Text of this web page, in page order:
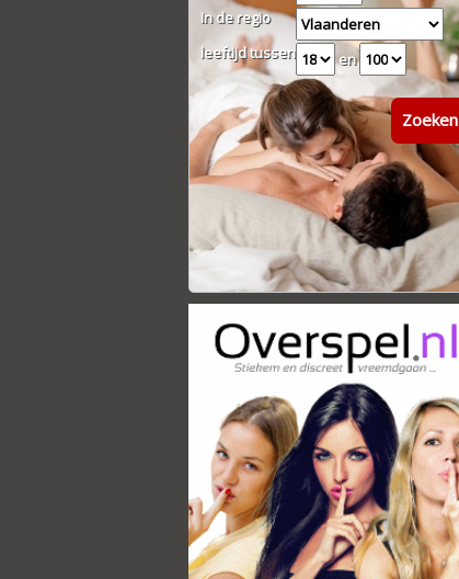
In de regio
leeftijd tussen
en
Zoeken